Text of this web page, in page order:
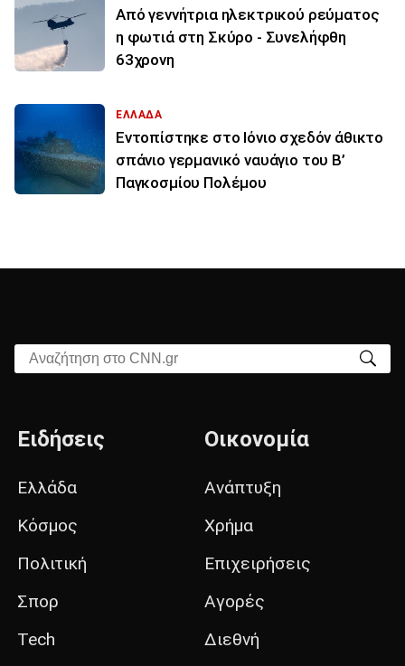
Από γεννήτρια ηλεκτρικού ρεύματος
η φωτιά στη Σκύρο - Συνελήφθη
63χρονη
ΕΛΛΑΔΑ
Εντοπίστηκε στο Ιόνιο σχεδόν άθικτο
σπάνιο γερμανικό ναυάγιο του Β’
Παγκοσμίου Πολέμου
Αναζήτηση στο CNN.gr
Ειδήσεις
Ελλάδα
Κόσμος
Πολιτική
Σπορ
Tech
Οικονομία
Ανάπτυξη
Χρήμα
Επιχειρήσεις
Αγορές
Διεθνή